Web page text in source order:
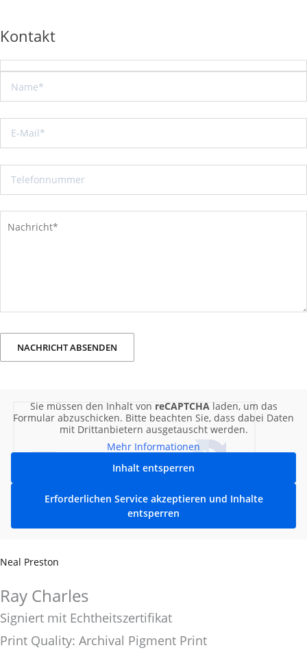
Kontakt
Sie müssen den Inhalt von reCAPTCHAladen, um das
Formular abzuschicken. Bitte beachten Sie, dass dabei Daten
mit Drittanbietern ausgetauscht werden.
Mehr Informationen
Inhalt entsperren
Erforderlichen Service akzeptieren und Inhalte
entsperren
Neal Preston
Ray Charles
Signiert mit Echtheitszertifikat
Print Quality: Archival Pigment Print